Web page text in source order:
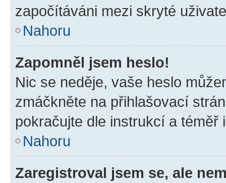
započítáváni mezi skryté
Nahoru
Zapomněl jsem heslo!
Nic se neděje, vaše heslo
zmáčkněte na přihlašovací
pokračujte dle instrukcí a téměř
Nahoru
Zaregistroval jsem se, ale